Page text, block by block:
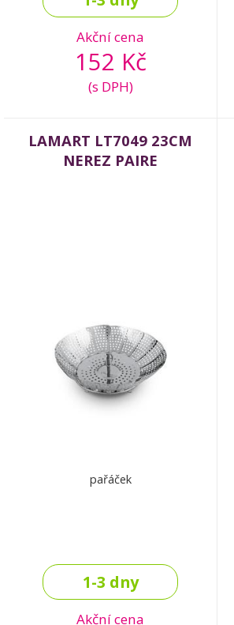
Akční cena
152 Kč
(s DPH)
LAMART LT7049 23CM
NEREZ PAIRE
pařáček
1-3 dny
Akční cena